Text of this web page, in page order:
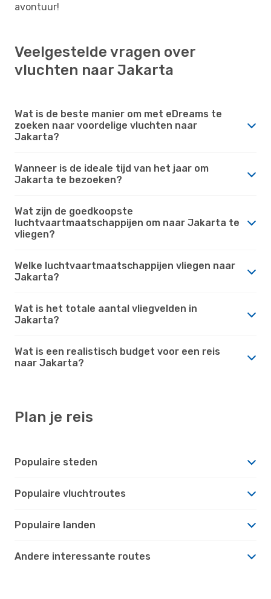
avontuur!
Veelgestelde vragen over
vluchten naar Jakarta
Wat is de beste manier om met eDreams te
zoeken naar voordelige vluchten naar
Jakarta?
Wanneer is de ideale tijd van het jaar om
Jakarta te bezoeken?
Wat zijn de goedkoopste
luchtvaartmaatschappijen om naar Jakarta te
vliegen?
Welke luchtvaartmaatschappijen vliegen naar
Jakarta?
Wat is het totale aantal vliegvelden in
Jakarta?
Wat is een realistisch budget voor een reis
naar Jakarta?
Plan je reis
Populaire steden
Populaire vluchtroutes
Populaire landen
Andere interessante routes